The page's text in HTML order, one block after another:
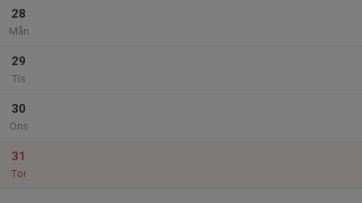
28
Mån
29
Tis
30
Ons
31
Tor